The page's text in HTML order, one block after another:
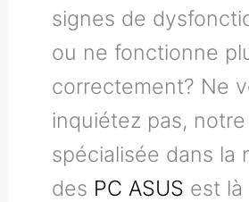
signes de
ou ne fonctionne
correctement? Ne
inquiétez pas,
spécialisée dans la
des PC ASUS est